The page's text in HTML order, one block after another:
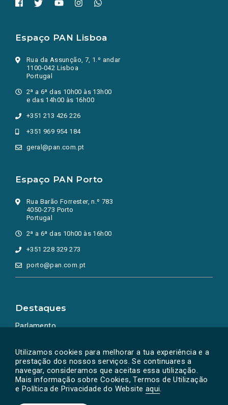
Utilizamos cookies para melhorar a tua experiência e a
prestação dos nossos serviços. Se continuares a
navegar, consideramos que aceitas essa utilização.
Mais informação sobre Cookies, Termos de Utilização
e Política de Privacidade do Website aqui.
Espaço PAN Lisboa
Rua da Assunção, 7, 1.º andar
1100-042 Lisboa
Portugal
2ª a 6ª das 10h00 às 13h00
e das 14h00 às 16h00
+351 213 426 226
+351 969 954 184
geral@pan.com.pt
Espaço PAN Porto
Rua Barão Forrester, n.º 783
4050-273 Porto
Portugal
2ª a 6ª das 10h00 às 16h00
+351 228 329 273
porto@pan.com.pt
Destaques
Parlamento